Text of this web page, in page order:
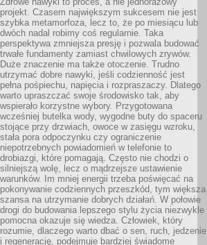
projekt. Czasem największym sukcesem nie jest
szybka metamorfoza, lecz to, że po miesiącu lub
dwóch nadal robimy coś regularnie. Taka
perspektywa zmniejsza presję i pozwala budować
trwałe fundamenty zamiast chwilowych zrywów.
Duże znaczenie ma także otoczenie. Trudno
utrzymać dobre nawyki, jeśli codzienność jest
pełna pośpiechu, napięcia i rozpraszaczy. Dlatego
warto upraszczać swoje środowisko tak, aby
wspierało korzystne wybory. Przygotowana
wcześniej butelka wody, wygodne buty do spaceru
stojące przy drzwiach, owoce w zasięgu wzroku,
stała pora odpoczynku czy ograniczenie
niepotrzebnych powiadomień w telefonie to
drobiazgi, które pomagają. Często nie chodzi o
silniejszą wolę, lecz o mądrzejsze ustawienie
warunków. Im mniej energii trzeba poświęcać na
pokonywanie codziennych przeszkód, tym większa
szansa na utrzymanie dobrych działań. W połowie
drogi do budowania lepszego stylu życia niezwykle
pomocna okazuje się wiedza. Człowiek, który
rozumie, dlaczego warto dbać o sen, ruch, jedzenie
i regenerację, podejmuje bardziej świadome